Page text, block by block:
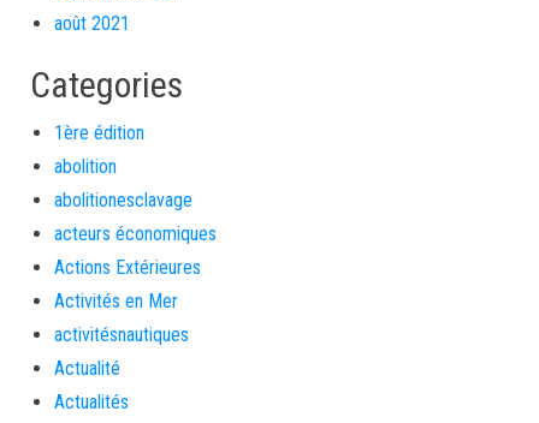
août 2021
Categories
1ère édition
abolition
abolitionesclavage
acteurs économiques
Actions Extérieures
Activités en Mer
activitésnautiques
Actualité
Actualités